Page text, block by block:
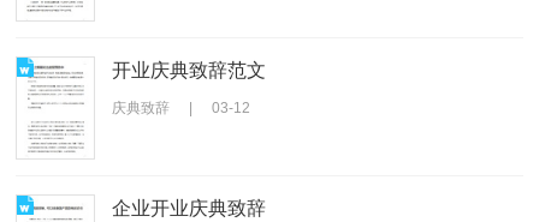
开业庆典致辞范文
庆典致辞 03-12
企业开业庆典致辞